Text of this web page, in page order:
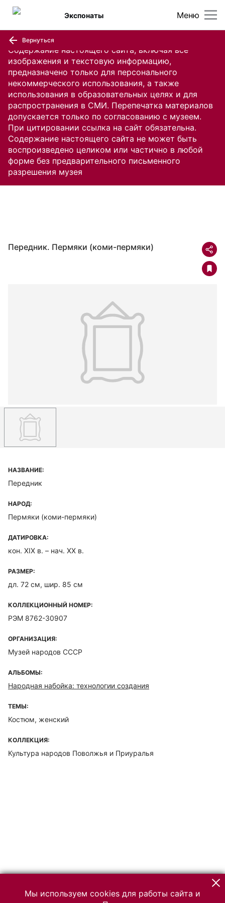
Содержание настоящего сайта, включая все
изображения и текстовую информацию,
предназначено только для персонального
некоммерческого использования, а также
использования в образовательных целях и для
распространения в СМИ. Перепечатка материалов
допускается только по согласованию с музеем.
При цитировании ссылка на сайт обязательна.
Содержание настоящего сайта не может быть
воспроизведено целиком или частично в любой
форме без предварительного письменного
разрешения музея
Меню
Экспонаты
Вернуться
Передник. Пермяки (коми-пермяки)
НАЗВАНИЕ:
Передник
НАРОД:
Пермяки (коми-пермяки)
ДАТИРОВКА:
кон. XIX в. – нач. XX в.
РАЗМЕР:
дл. 72 см, шир. 85 см
КОЛЛЕКЦИОННЫЙ НОМЕР:
РЭМ 8762-30907
ОРГАНИЗАЦИЯ:
Музей народов СССР
АЛЬБОМЫ:
Народная набойка: технологии создания
ТЕМЫ:
Костюм, женский
КОЛЛЕКЦИЯ:
Культура народов Поволжья и Приуралья
Мы используем cookies для работы сайта и